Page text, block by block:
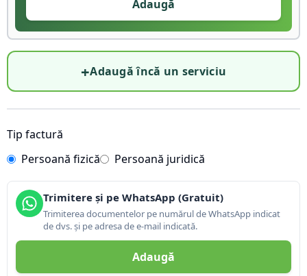
Adaugă
+Adaugă încă un serviciu
Tip factură
Persoană fizică
Persoană juridică
Trimitere și pe WhatsApp (Gratuit)
Trimiterea documentelor pe numărul de WhatsApp indicat
de dvs. și pe adresa de e-mail indicată.
Adaugă